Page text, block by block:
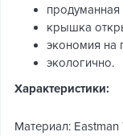
крышка
экономия на
экологично.
Характеристики:
Материал: Eastman